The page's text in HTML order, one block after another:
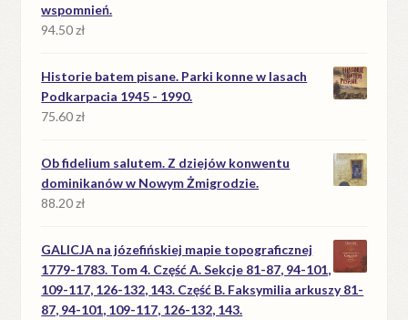
wspomnień.
94.50zł
Historie batem pisane. Parki konne w lasach
Podkarpacia 1945 - 1990.
75.60zł
Ob fidelium salutem. Z dziejów konwentu
dominikanów w Nowym Żmigrodzie.
88.20zł
GALICJA na józefińskiej mapie topograficznej
1779-1783. Tom 4. Część A. Sekcje 81-87, 94-101,
109-117, 126-132, 143. Część B. Faksymilia arkuszy 81-
87, 94-101, 109-117, 126-132, 143.